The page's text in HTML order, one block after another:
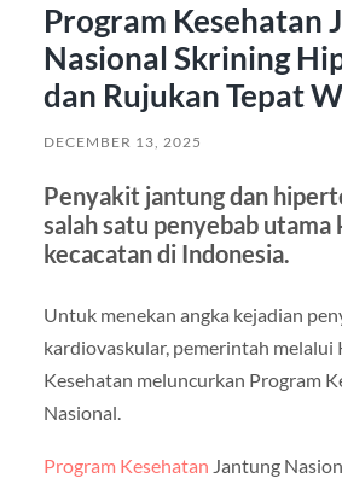
Program Kesehatan
Nasional Skrining
dan Rujukan Tepat
DECEMBER 13, 2025
Penyakit jantung dan
salah satu penyebab utama
kecacatan di Indonesia.
Untuk menekan angka kejadian
kardiovaskular, pemerintah melalui
Kesehatan meluncurkan Program
Nasional.
Program Kesehatan Jantung